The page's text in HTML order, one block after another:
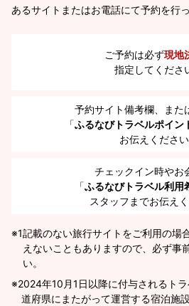
あるサイトまたはお電話にて予約を行
ご予約は必ず現地
指定してくださ
予約サイト備考欄、また
「ふるなびトラベルポイン
お伝えください
チェックイン時やお
「ふるなびトラベル利用
スタッフまでお伝えく
※1記載のない旅行サイトをご利用の場
えないこともありますので、必ず事
い。
2024年10月1日以降に付与されるト
道府県にまたがって運営する宿泊施